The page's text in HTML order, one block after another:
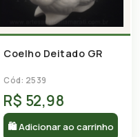
Coelho Deitado GR
Cód: 2539
R$ 52,98
🛍 Adicionar ao carrinho